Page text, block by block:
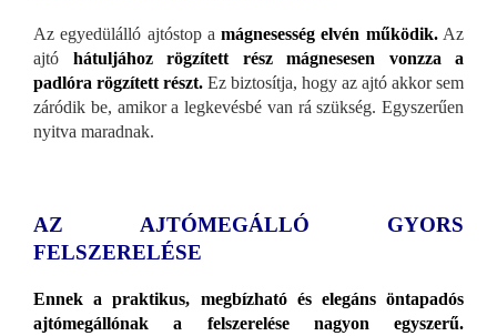
Az egyedülálló ajtóstop amágnesesség elvén működik.Az
ajtó hátuljához rögzített rész mágnesesen vonzza a
padlóra rögzített részt. Ez biztosítja, hogy az ajtó akkor sem
záródik be, amikor a legkevésbé van rá szükség. Egyszerűen
nyitva maradnak.
AZ AJTÓMEGÁLLÓ GYORS
FELSZERELÉSE
Ennek a praktikus, megbízható és elegáns öntapadós
ajtómegállónak a felszerelése nagyon egyszerű.